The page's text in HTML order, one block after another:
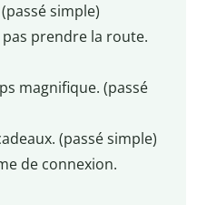
simple)
prendre la route.
magnifique. (passé
(passé simple)
de connexion.